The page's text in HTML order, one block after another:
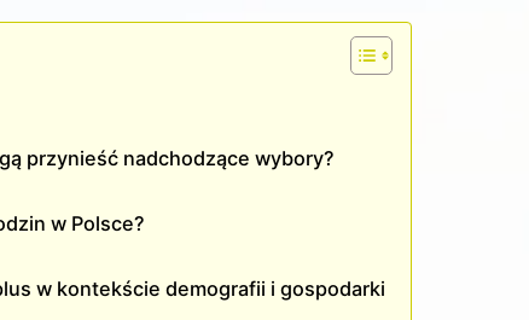
przynieść nadchodzące wybory?
w Polsce?
w kontekście demografii i gospodarki